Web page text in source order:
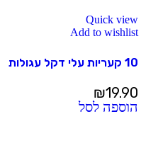
Quick view
Add to wishlist
10 קעריות עלי דקל עגולות
₪19.90
הוספה לסל